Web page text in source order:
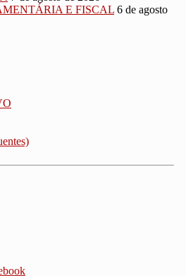
E FISCAL 6 de agosto